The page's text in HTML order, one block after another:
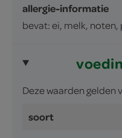
allergie-informatie
bevat: ei, melk,
Deze waarden
soort